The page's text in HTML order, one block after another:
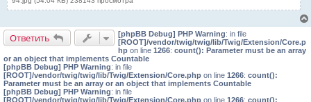
Ответить [phpBB Debug] PHP Warning: in file
[ROOT]/vendor/twig/twig/lib/Twig/Extension/Core.p
hp on line 1266: count(): Parameter must be an array
or an object that implements Countable
[phpBB Debug] PHP Warning: in file
[ROOT]/vendor/twig/twig/lib/Twig/Extension/Core.php on line 1266: count():
Parameter must be an array or an object that implements Countable
[phpBB Debug] PHP Warning: in file
[ROOT]/vendor/twig/twig/lib/Twig/Extension/Core.php on line 1266: count():